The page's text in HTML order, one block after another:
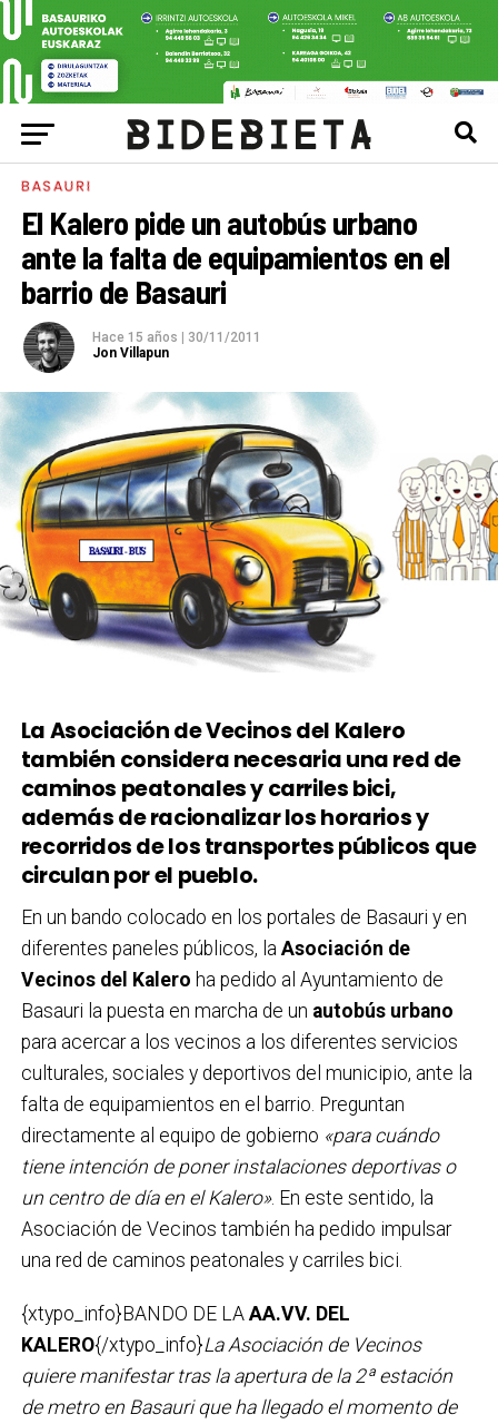
BASAURI
El Kalero pide un autobús urbano
ante la falta de equipamientos en el
barrio de Basauri
Hace 15 años
30/11/2011
Jon Villapun
La Asociación de Vecinos del Kalero
también considera necesaria una red de
caminos peatonales y carriles bici,
además de racionalizar los horarios y
recorridos de los transportes públicos que
circulan por el pueblo.
En un bando colocado en los portales de Basauri y en
diferentes paneles públicos, la Asociación de
Vecinos del Kalero ha pedido al Ayuntamiento de
Basauri la puesta en marcha de un autobús urbano
para acercar a los vecinos a los diferentes servicios
culturales, sociales y deportivos del municipio, ante la
falta de equipamientos en el barrio. Preguntan
directamente al equipo de gobierno «para cuándo
tiene intención de poner instalaciones deportivas o
un centro de día en el Kalero». En este sentido, la
Asociación de Vecinos también ha pedido impulsar
una red de caminos peatonales y carriles bici.
{xtypo_info}BANDO DE LA AA.VV. DEL
KALERO{/xtypo_info}La Asociación de Vecinos
quiere manifestar tras la apertura de la 2ª estación
de metro en Basauri que ha llegado el momento de